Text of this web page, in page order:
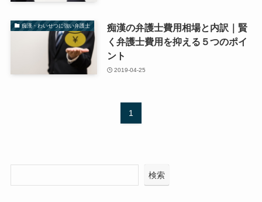
痴漢・わいせつに強い弁護士
痴漢の弁護士費用相場と内訳｜賢
く弁護士費用を抑える５つのポイ
ント
2019-04-25
1
検索